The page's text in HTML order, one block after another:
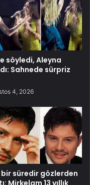
söyledi, Aleyna
Sahnede sürpriz
4, 2026
bir süredir gözlerden
Mirkelam 13 yıllık